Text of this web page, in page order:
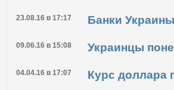
23.08.16 в 17:17 Банки
09.06.16 в 15:08 Украинцы
04.04.16 в 17:07 Курс доллара